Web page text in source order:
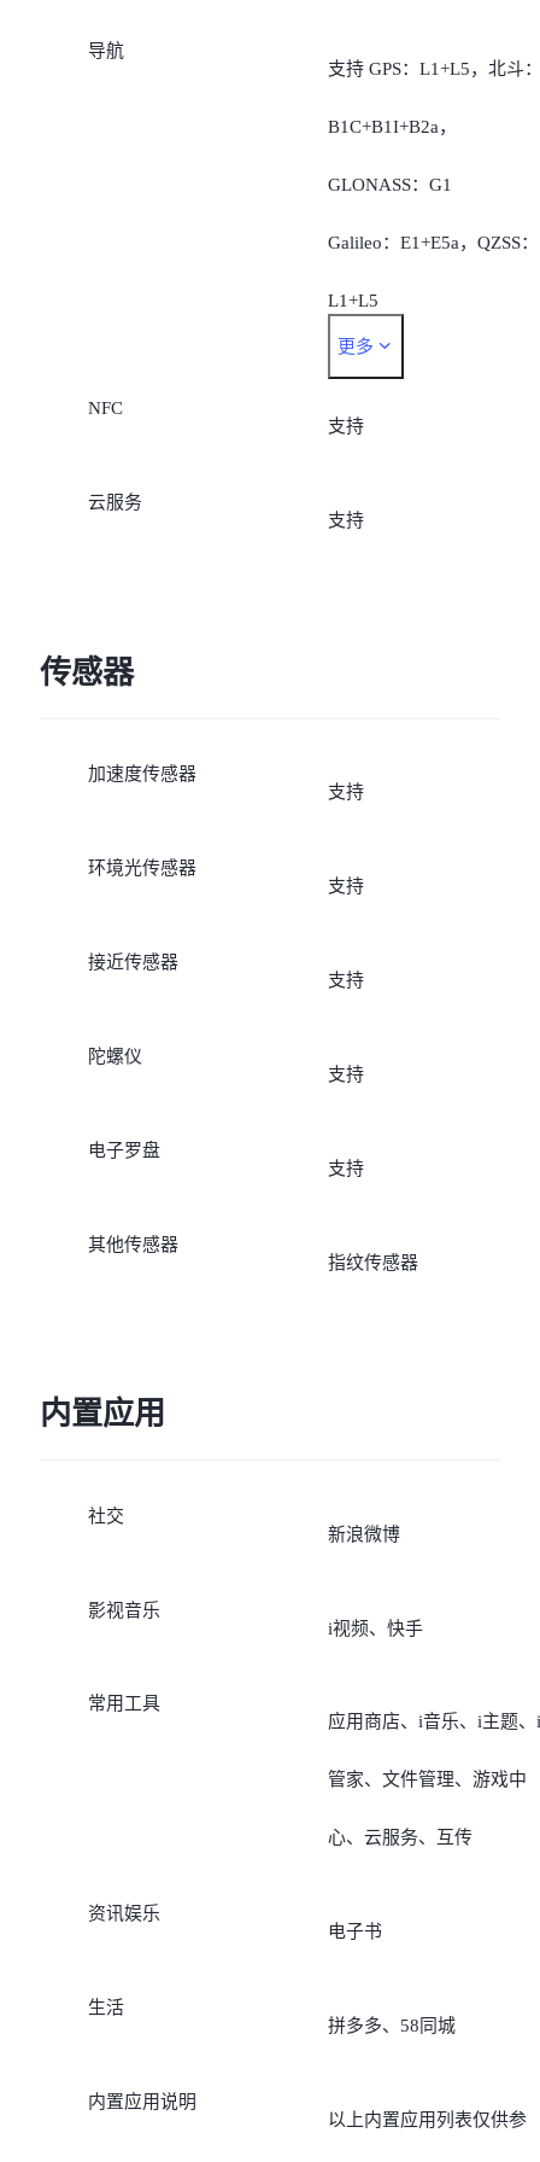
导航
支持 GPS：L1+L5，北斗
B1C+B1I+B2a，
GLONASS：G1
Galileo：E1+E5a，QZSS：
L1+L5
支持 AGPS、蜂窝网络定
位、无线局域网定位
更多
NFC
支持
云服务
支持
传感器
加速度传感器
支持
环境光传感器
支持
接近传感器
支持
陀螺仪
支持
电子罗盘
支持
其他传感器
指纹传感器
内置应用
社交
新浪微博
影视音乐
i视频、快手
常用工具
应用商店、i音乐、i主题、i
管家、文件管理、游戏中
心、云服务、互传
资讯娱乐
电子书
生活
拼多多、58同城
内置应用说明
以上内置应用列表仅供参